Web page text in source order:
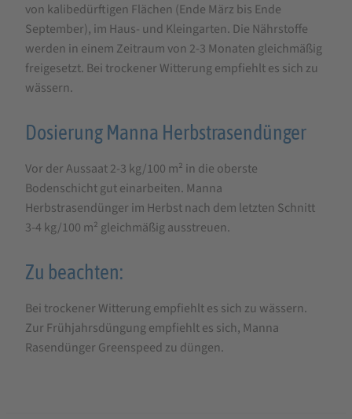
von kalibedürftigen Flächen (Ende März bis Ende
September), im Haus- und Kleingarten. Die Nährstoffe
werden in einem Zeitraum von 2-3 Monaten gleichmäßig
freigesetzt. Bei trockener Witterung empfiehlt es sich zu
wässern.
Dosierung Manna Herbstrasendünger
Vor der Aussaat 2-3 kg/100 m² in die oberste
Bodenschicht gut einarbeiten. Manna
Herbstrasendünger im Herbst nach dem letzten Schnitt
3-4 kg/100 m² gleichmäßig ausstreuen.
Zu beachten:
Bei trockener Witterung empfiehlt es sich zu wässern.
Zur Frühjahrsdüngung empfiehlt es sich, Manna
Rasendünger Greenspeed zu düngen.